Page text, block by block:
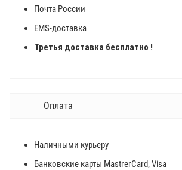
Почта России
EMS-доставка
Третья доставка бесплатно !
Оплата
Наличными курьеру
Банковские карты MastrerCard, Visa